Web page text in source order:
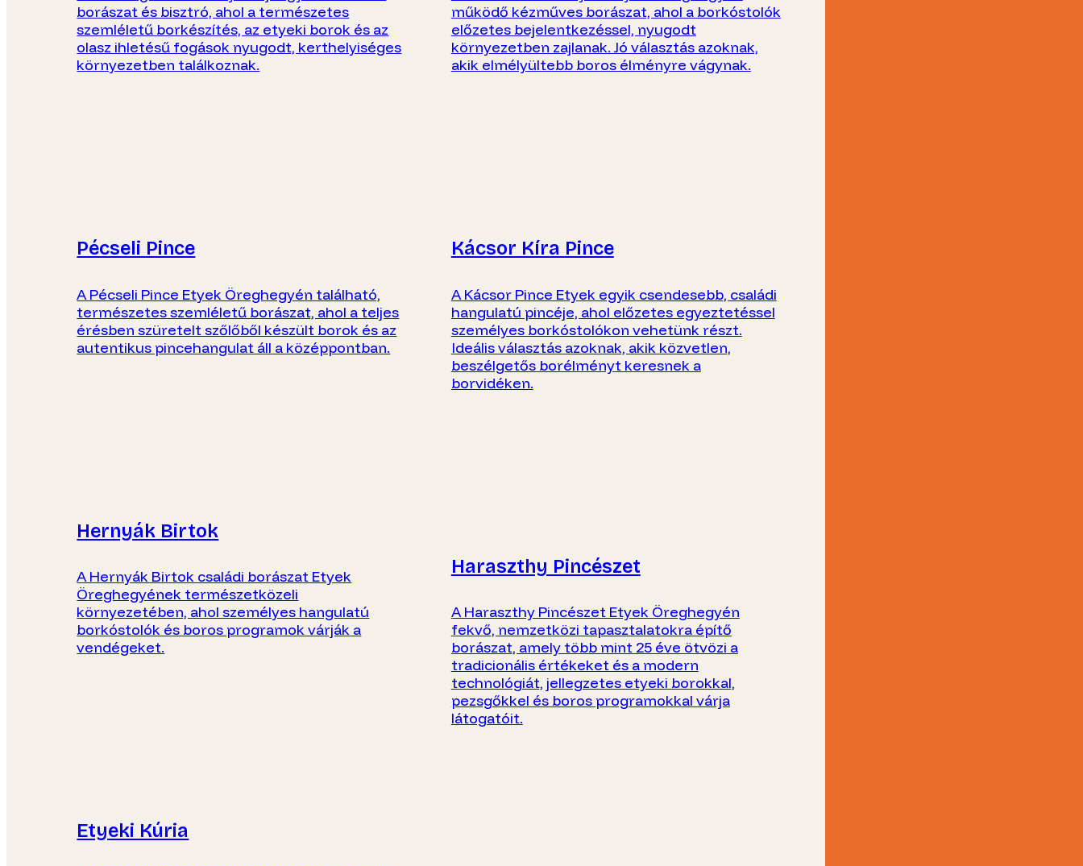
borászat és bisztró, ahol a természetes
szemléletű borkészítés, az etyeki borok és az
olasz ihletésű fogások nyugodt, kerthelyiséges
környezetben találkoznak.
Pécseli Pince
A Pécseli Pince Etyek Öreghegyén található,
természetes szemléletű borászat, ahol a teljes
érésben szüretelt szőlőből készült borok és az
autentikus pincehangulat áll a középpontban.
Hernyák Birtok
A Hernyák Birtok családi borászat Etyek
Öreghegyének természetközeli
környezetében, ahol személyes hangulatú
borkóstolók és boros programok várják a
vendégeket.
Etyeki Kúria
működő kézműves borászat, ahol a borkóstolók
előzetes bejelentkezéssel, nyugodt
környezetben zajlanak. Jó választás azoknak,
akik elmélyültebb boros élményre vágynak.
Kácsor Kíra Pince
A Kácsor Pince Etyek egyik csendesebb, családi
hangulatú pincéje, ahol előzetes egyeztetéssel
személyes borkóstolókon vehetünk részt.
Ideális választás azoknak, akik közvetlen,
beszélgetős borélményt keresnek a
borvidéken.
Haraszthy Pincészet
A Haraszthy Pincészet Etyek Öreghegyén
fekvő, nemzetközi tapasztalatokra építő
borászat, amely több mint 25 éve ötvözi a
tradicionális értékeket és a modern
technológiát, jellegzetes etyeki borokkal,
pezsgőkkel és boros programokkal várja
látogatóit.